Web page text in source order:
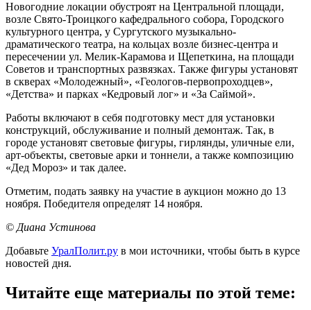
Новогодние локации обустроят на Центральной площади,
возле Свято-Троицкого кафедрального собора, Городского
культурного центра, у Сургутского музыкально-
драматического театра, на кольцах возле бизнес-центра и
пересечении ул. Мелик-Карамова и Щепеткина, на площади
Советов и транспортных развязках. Также фигуры установят
в скверах «Молодежный», «Геологов-первопроходцев»,
«Детства» и парках «Кедровый лог» и «За Саймой».
Работы включают в себя подготовку мест для установки
конструкций, обслуживание и полный демонтаж. Так, в
городе установят световые фигуры, гирлянды, уличные ели,
арт-объекты, световые арки и тоннели, а также композицию
«Дед Мороз» и так далее.
Отметим, подать заявку на участие в аукцион можно до 13
ноября. Победителя определят 14 ноября.
© Диана Устинова
Добавьте УралПолит.ру в мои источники, чтобы быть в курсе
новостей дня.
Читайте еще материалы по этой теме: